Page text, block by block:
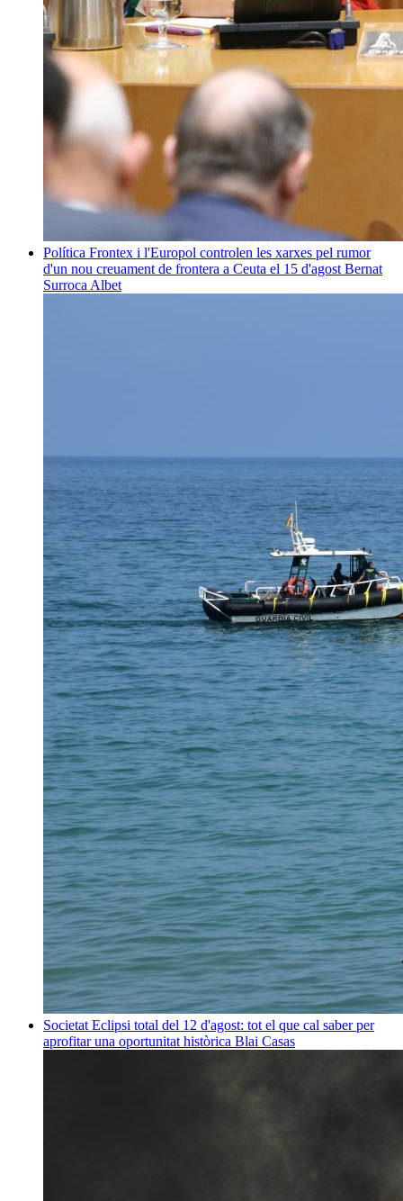
Política Frontex i l'Europol controlen les xarxes pel rumor
d'un nou creuament de frontera a Ceuta el 15 d'agost Bernat
Surroca Albet
Societat Eclipsi total del 12 d'agost: tot el que cal saber per
aprofitar una oportunitat històrica Blai Casas